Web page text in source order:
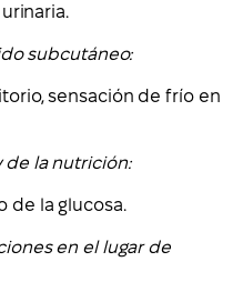
subcutáneo:
sensación de frío en
de la nutrición:
de la glucosa.
en el lugar de